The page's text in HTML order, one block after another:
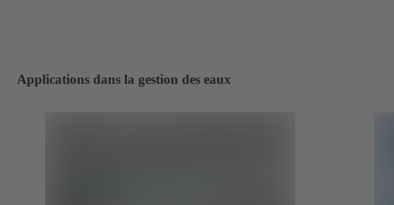
Applications dans la gestion des eaux